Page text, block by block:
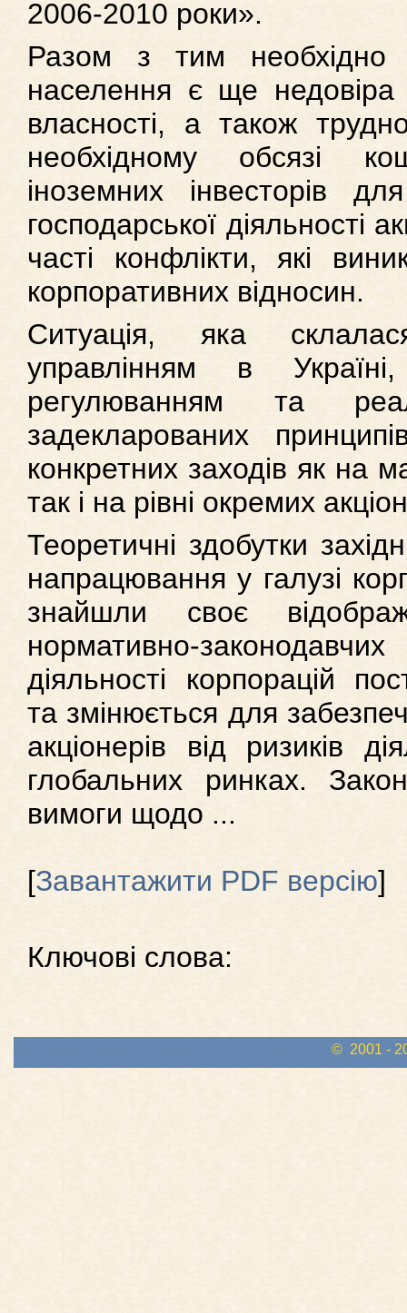
2006-2010 роки».
Разом з тим необхідно
населення є ще
власності, а також
необхідному обсязі
іноземних інвесторів
господарської діяльності
часті конфлікти, які
корпоративних відносин.
Ситуація, яка
управлінням в
регулюванням та
задекларованих
конкретних заходів як на
так і на рівні окремих
Теоретичні здобутки
напрацювання у галузі
знайшли своє
нормативно-
діяльності корпорацій
та змінюється для
акціонерів від ризиків
глобальних ринках.
вимоги щодо ...
[Завантажити PDF версію]
Ключові слова:
© 2001 -